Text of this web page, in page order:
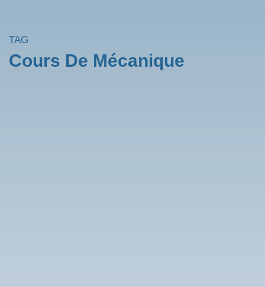
TAG
Cours De Mécanique